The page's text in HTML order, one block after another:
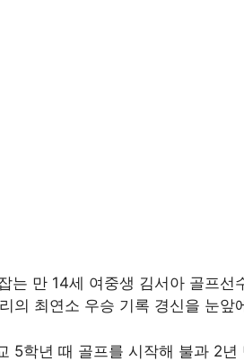
는 만 14세 여중생 김서아 골프선
의 최연소 우승 기록 경신을 눈앞
5학년 때 골프를 시작해 불과 2